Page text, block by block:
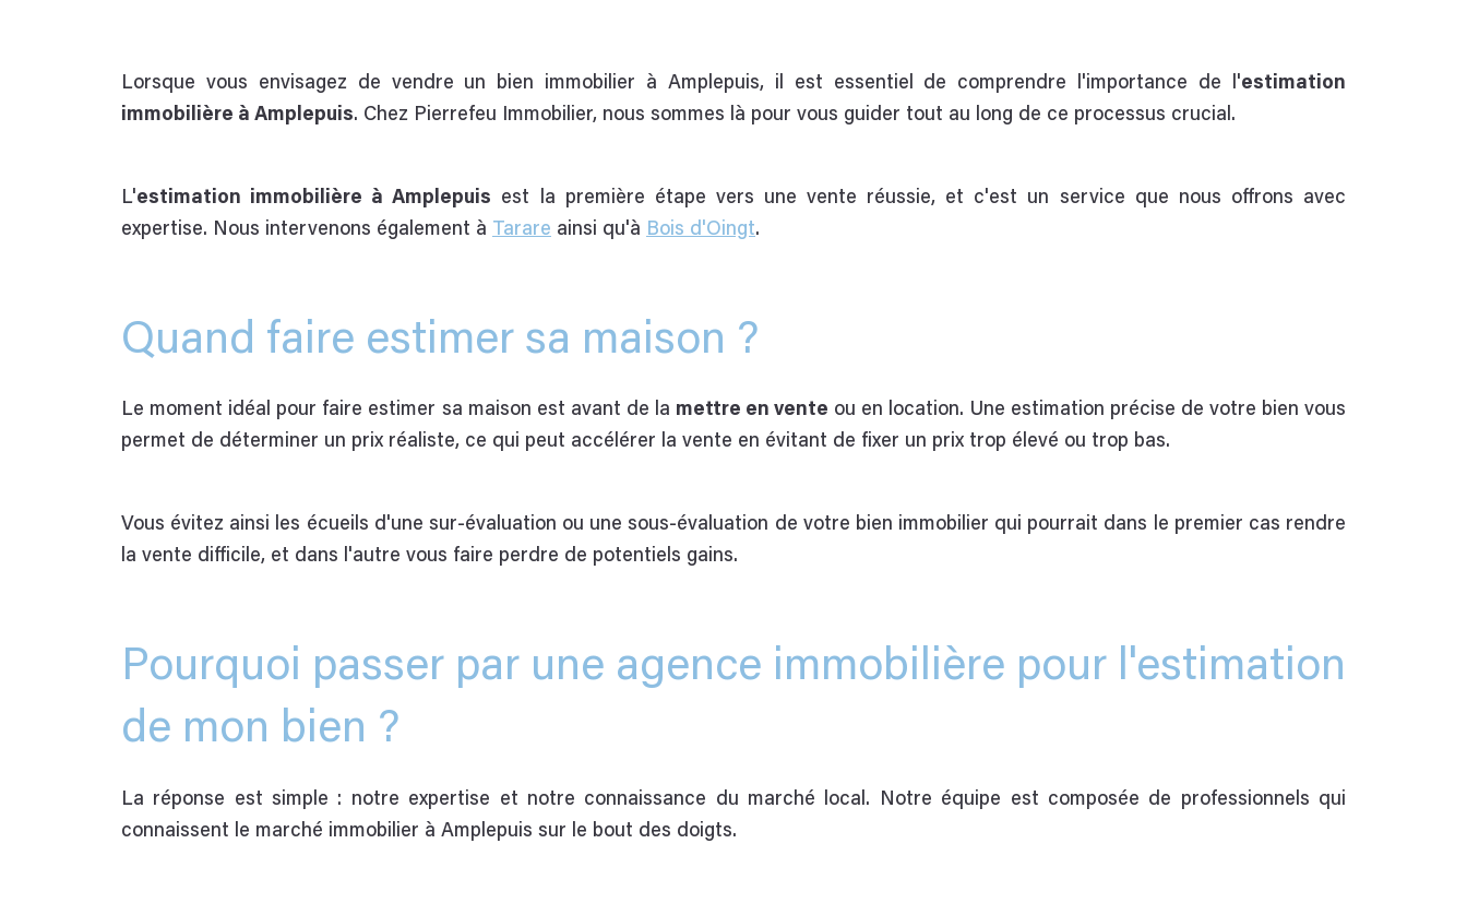
Lorsque vous envisagez de vendre un bien immobilier à Amplepuis, il est essentiel de comprendre l'importance de l'estimation
immobilière à Amplepuis. Chez Pierrefeu Immobilier, nous sommes là pour vous guider tout au long de ce processus crucial.
L'estimation immobilière à Amplepuis est la première étape vers une vente réussie, et c'est un service que nous offrons avec
expertise. Nous intervenons également à
Tarare ainsi qu'à Bois d'Oingt.
Quand faire estimer sa maison ?
Le moment idéal pour faire estimer sa maison est avant de la mettre en vente ou en location. Une estimation précise de votre bien vous
permet de déterminer un prix réaliste, ce qui peut accélérer la vente en évitant de fixer un prix trop élevé ou trop bas.
Vous évitez ainsi les écueils d'une sur-évaluation ou une sous-évaluation de votre bien immobilier qui pourrait dans le premier cas rendre
la vente difficile, et dans l'autre vous faire perdre de potentiels gains.
Pourquoi passer par une agence immobilière pour l'estimation
de mon bien ?
La réponse est simple : notre expertise et notre connaissance du marché local. Notre équipe est composée de professionnels qui
connaissent le marché immobilier à Amplepuis sur le bout des doigts.